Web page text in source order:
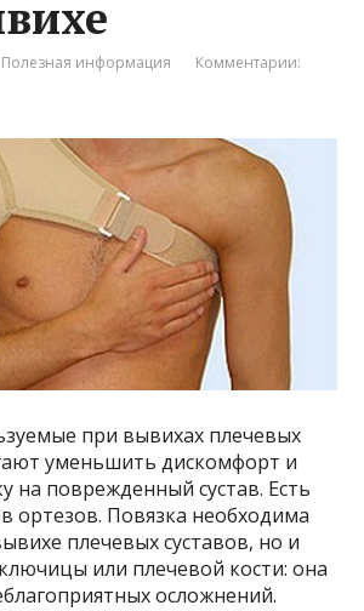
Полезная информация
Комментарии:
при вывихах плечевых
уменьшить дискомфорт и
на поврежденный сустав. Есть
ортезов. Повязка необходима
плечевых суставов, но и
или плечевой кости: она
осложнений.